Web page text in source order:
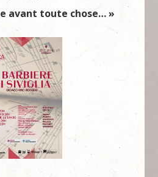
avant toute chose… »